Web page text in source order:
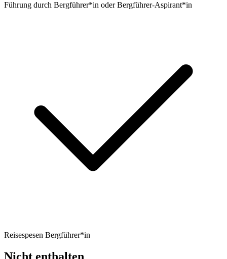
Führung durch Bergführer*in oder Bergführer-Aspirant*in
Reisespesen Bergführer*in